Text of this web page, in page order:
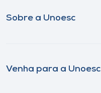
Sobre a Unoesc
Venha para a Unoesc